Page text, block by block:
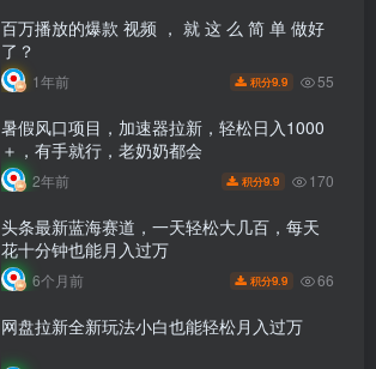
百万播放的爆款 视频 ， 就 这 么 简 单 做好
了？
1年前 积分9.9 55
暑假风口项目，加速器拉新，轻松日入1000
＋，有手就行，老奶奶都会
2年前 积分9.9 170
头条最新蓝海赛道，一天轻松大几百，每天
花十分钟也能月入过万
6个月前 积分9.9 66
网盘拉新全新玩法小白也能轻松月入过万